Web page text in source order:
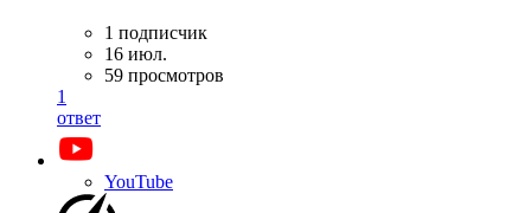
1 подписчик
16 июл.
59 просмотров
1
ответ
YouTube